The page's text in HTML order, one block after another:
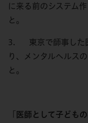
に来る前のシステム
と。
3. 東京で師事した
り、メンタルヘルス
と。
医師として子ども